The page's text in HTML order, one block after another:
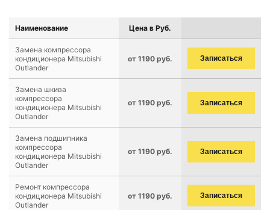
Наименование Цена в Руб.
Замена компрессора
кондиционера Mitsubishi
Outlander
от 1190 руб. Записаться
Замена шкива
компрессора
кондиционера Mitsubishi
Outlander
от 1190 руб. Записаться
Замена подшипника
компрессора
кондиционера Mitsubishi
Outlander
от 1190 руб. Записаться
Ремонт компрессора
кондиционера Mitsubishi
Outlander
от 1190 руб. Записаться